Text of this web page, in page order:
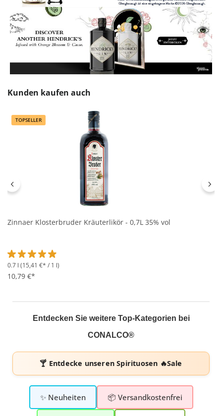
Produktgalerie überspringen
Kunden kaufen auch
TOPSELLER
Zinnaer Klosterbruder Kräuterlikör - 0,7L 35% vol
Durchschnittliche Bewertung von 4.9 von 5 Sternen
0.7 l (15,41 €* / 1 l)
10,79 €*
Entdecken Sie weitere Top-Kategorien bei
CONALCO®
🍸 Entdecke unserenSpirituosen 🔥Sale
✨ Neuheiten 📦 Versandkostenfrei